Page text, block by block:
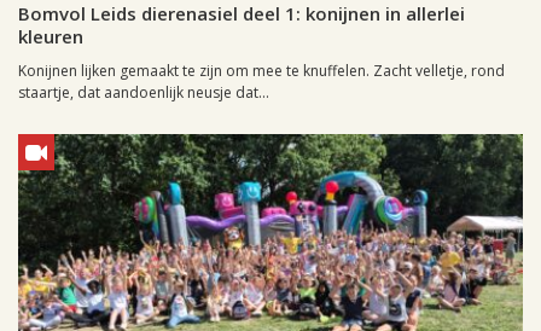
Bomvol Leids dierenasiel deel 1: konijnen in allerlei
kleuren
Konijnen lijken gemaakt te zijn om mee te knuffelen. Zacht velletje, rond
staartje, dat aandoenlijk neusje dat...